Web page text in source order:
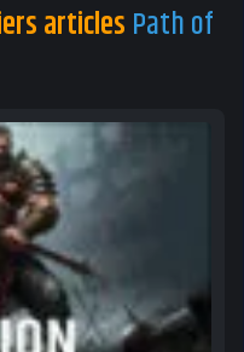
articles Path of